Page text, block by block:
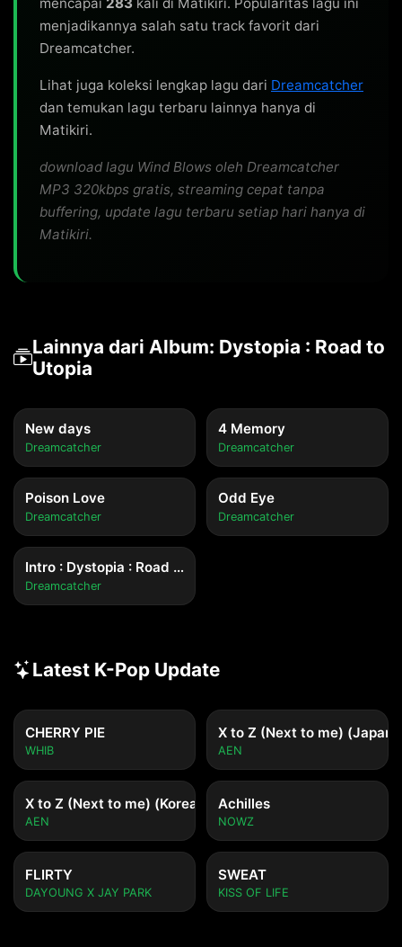
menjadikannya salah satu track favorit dari
Dreamcatcher.
Lihat juga koleksi lengkap lagu dari Dreamcatcher
dan temukan lagu terbaru lainnya hanya di
Matikiri.
download lagu Wind Blows oleh Dreamcatcher
MP3 320kbps gratis, streaming cepat tanpa
buffering, update lagu terbaru setiap hari hanya di
Matikiri.
Lainnya dari Album: Dystopia : Road to
Utopia
New days
Dreamcatcher
4 Memory
Dreamcatcher
Poison Love
Dreamcatcher
Odd Eye
Dreamcatcher
Intro : Dystopia : Road to Utopia
Dreamcatcher
Latest K-Pop Update
CHERRY PIE
WHIB
X to Z (Next to me)
AEN
X to Z (Next to me) (Korean ver.)
AEN
Achilles
NOWZ
FLIRTY
DAYOUNG X JAY PARK
SWEAT
KISS OF LIFE